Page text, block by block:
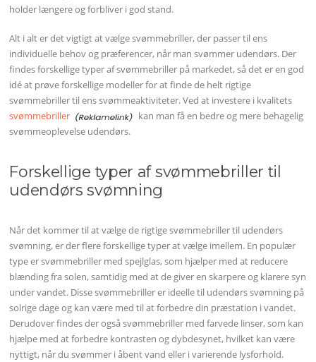
holder længere og forbliver i god stand.
Alt i alt er det vigtigt at vælge svømmebriller, der passer til ens
individuelle behov og præferencer, når man svømmer udendørs. Der
findes forskellige typer af svømmebriller på markedet, så det er en god
idé at prøve forskellige modeller for at finde de helt rigtige
svømmebriller til ens svømmeaktiviteter. Ved at investere i kvalitets
svømmebriller
kan man få en bedre og mere behagelig
svømmeoplevelse udendørs.
Forskellige typer af svømmebriller til
udendørs svømning
Når det kommer til at vælge de rigtige svømmebriller til udendørs
svømning, er der flere forskellige typer at vælge imellem. En populær
type er svømmebriller med spejlglas, som hjælper med at reducere
blænding fra solen, samtidig med at de giver en skarpere og klarere syn
under vandet. Disse svømmebriller er ideelle til udendørs svømning på
solrige dage og kan være med til at forbedre din præstation i vandet.
Derudover findes der også svømmebriller med farvede linser, som kan
hjælpe med at forbedre kontrasten og dybdesynet, hvilket kan være
nyttigt, når du svømmer i åbent vand eller i varierende lysforhold.